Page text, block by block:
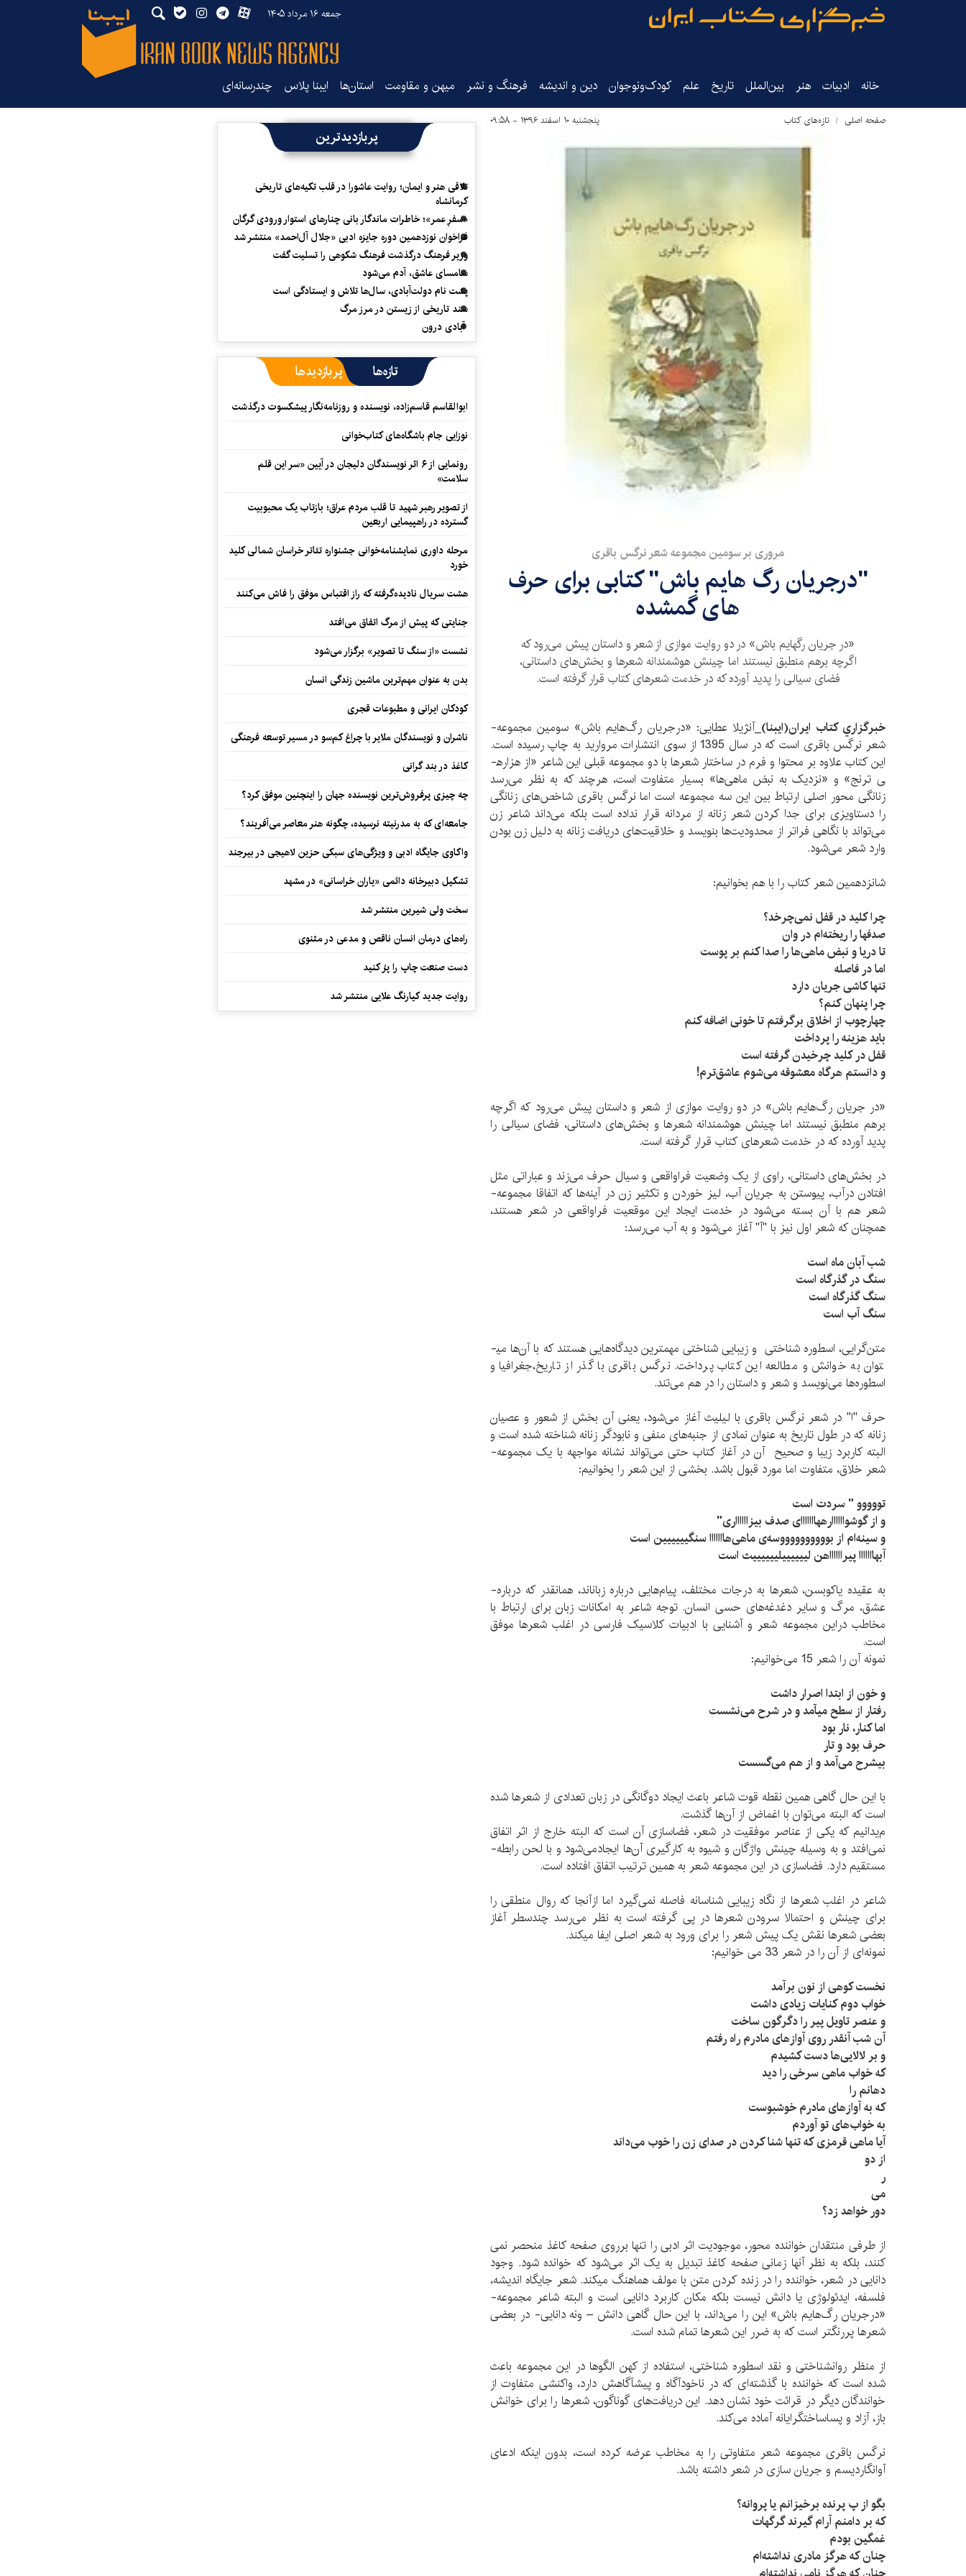
جمعه ۱۶ مرداد ۱۴۰۵
خانه ادبیات هنر بین‌الملل تاریخ‌ علم کودک‌ونوجوان دین و اندیشه فرهنگ و نشر میهن و مقاومت استان‌ها ایبنا پلاس چندرسانه‌ای
صفحه اصلی تازه‌های کتاب پنجشنبه ۱۰ اسفند ۱۳۹۶ - ۰۹:۵۸
مروری بر سومین مجموعه شعر نرگس باقری
"درجریان رگ هایم باش" کتابی برای حرف
های گمشده
«در جریان رگ­هایم باش» در دو روایت موازی از شعر و داستان پیش می‌رود که
اگرچه برهم منطبق نیستند اما چینش هوشمندانه­ شعرها و بخش­‌های داستانی،
فضای سیالی را پدید آورده که در خدمت شعرهای کتاب قرار گرفته است.
خبرگزاري كتاب ايران(ايبنا)_آنژیلا عطایی: «درجریان رگ­‌هایم باش» سومین مجموعه­
شعر نرگس باقری است که در سال 1395 از سوی انتشارات مروارید به چاپ رسیده است.
این کتاب علاوه بر محتوا و فرم در ساختار شعرها با دو مجموعه­ قبلی این شاعر «از هزاره­
ی ترنج» و «نزدیک به نبض ماهی­‌ها» بسیار متفاوت است، هرچند که به نظر می‌­رسد
زنانگی محور اصلی ارتباط بین این سه مجموعه است اما نرگس باقری شاخص‌­های زنانگی
را دستاویزی برای جدا کردن شعر زنانه از مردانه قرار نداده است بلکه می‌­داند شاعر زن
می‌تواند با نگاهی فراتر از محدودیت‌­ها بنویسد و خلاقیت­‌های دریافت زنانه به دلیل زن بودن
وارد شعر می­‌شود.
شانزدهمین شعر کتاب را با هم بخوانیم:
چرا کلید در قفل نمی­‌چرخد؟
صدف­ها را ریخته‌­ام در وان
تا دریا و نبض ماهی‌­ها را صدا کنم بر پوست
اما در فاصله
تنها کاشی جریان دارد
چرا پنهان کنم؟
چهارچوب از اخلاق برگرفتم تا خونی اضافه کنم
باید هزینه را پرداخت
قفل در کلید چرخیدن گرفته است
و دانستم هرگاه معشوقه می‌شوم عاشق­‌ترم!
«در جریان رگ­‌هایم باش» در دو روایت موازی از شعر و داستان پیش می‌رود که اگرچه
برهم منطبق نیستند اما چینش هوشمندانه­ شعرها و بخش­‌های داستانی، فضای سیالی را
پدید آورده که در خدمت شعرهای کتاب قرار گرفته است.
در بخش­‌های داستانی، راوی از یک وضعیت فراواقعی و سیال حرف می‌­زند و عباراتی مثل
افتادن درآب، پیوستن به جریان آب، لیز خوردن و تکثیر زن در آینه‌­ها که اتفاقا مجموعه­
شعر هم با آن بسته می‌­شود در خدمت ایجاد این موقعیت فراواقعی در شعر هستند،
همچنان که شعر اول نیز با "آ" آغاز می‌­شود و به آب می‌­رسد:
شب آبان ماه است
سنگ در گذرگاه است
سنگ گذرگاه است
سنگ آب است
متن‌­گرایی، اسطوره شناختی و زیبایی شناختی مهم­ترین دیدگاه­‌هایی هستند که با آن‌­ها می­
توان به خوانش و مطالعه­ این کتاب پرداخت. نرگس باقری با گذر از تاریخ،جغرافیا و
اسطوره‌­ها می‌­نویسد و شعر و داستان را در هم می‌­تند.
حرف "ا" در شعر نرگس باقری با لیلیث آغاز می­‌شود، یعنی آن بخش از شعور و عصیان
زنانه که در طول تاریخ به عنوان نمادی از جنبه‌­های منفی و نابودگر زنانه شناخته شده است و
البته کاربرد زیبا و صحیح آن در آغاز کتاب حتی می­‌تواند نشانه­ مواجهه با یک مجموعه­
شعر خلاق، متفاوت اما مورد قبول باشد. بخشی از این شعر را بخوانیم:
تووووو " سردت است
و از گوشوااااااره­هااااااای صدف بیزااااااری"
و سینه‌­ام از بووووووووووسه‌­ی ماهی‌­هااااااا سنگیییییین است
آبهااااااا پیرااااااهن لییییییلییییییث است
به عقیده­ یاکوبسن، شعرها به درجات مختلف، پیام‌­هایی درباره­ زبان­اند، همان­قدر که درباره­
عشق، مرگ و سایر دغدغه‌­های حسی انسان. توجه شاعر به امکانات زبان برای ارتباط با
مخاطب دراین مجموعه­ شعر و آشنایی با ادبیات کلاسیک فارسی در اغلب شعرها موفق
است.
نمونه­ آن را شعر 15 می­‌خوانیم:
و خون از ابتدا اصرار داشت
رفتار از سطح می­آمد و در شرح می‌­نشست
اما کنار، نار بود
حرف بود و تار
بی­شرح می­‌آمد و از هم می‌­گسست
با این حال گاهی همین نقطه­ قوت شاعر باعث ایجاد دوگانگی در زبان تعدادی از شعرها شده
است که البته می­‌توان با اغماض از آن‌ها گذشت.
م‌ی­دانیم که یکی از عناصر موفقیت در شعر، فضاسازی آن است که البته خارج از اثر اتفاق
نمی‌­افتد و به وسیله­ چینش واژگان و شیوه­ به ­کارگیری آن­‌ها ایجادمی­‌شود و با لحن رابطه­
مستقیم دارد. فضاسازی در این مجموعه­ شعر به همین ترتیب اتفاق افتاده است.
شاعر در اغلب شعرها از نگاه زیبایی شناسانه فاصله نمی­‌گیرد اما ازآنجا که روال منطقی را
برای چینش و احتمالا سرودن شعرها در پی گرفته است به نظر می­‌رسد چندسطر آغاز
بعضی شعرها نقش یک پیش شعر را برای ورود به شعر اصلی ایفا می­کند.
نمونه‌­ای از آن را در شعر 33 می خوانیم:
نخست کوهی از نون برآمد
خواب دوم کنایات زیادی داشت
و عنصر تاویل پیر را دگرگون ساخت
آن شب آن­قدر روی آوازهای مادرم راه رفتم
و بر لالایی‌­ها دست کشیدم
که خواب ماهی سرخی را دید
دهانم را
که به آوازهای مادرم خوشبوست
به خواب­‌های تو آوردم
آیا ماهی قرمزی که تنها شنا کردن در صدای زن را خوب می­‌داند
از دو
ر
می
دور خواهد زد؟
از طرفی منتقدان خواننده محور، موجودیت اثر ادبی را تنها برروی صفحه­ کاغذ منحصر نمی­‌
کنند، بلکه به نظر آنها زمانی صفحه­ کاغذ تبدیل به یک اثر می‌شود که خوانده شود. وجود
دانایی در شعر، خواننده را در زنده کردن متن با مولف هماهنگ میکند. شعر جایگاه اندیشه،
فلسفه، ایدئولوژی یا دانش نیست بلکه مکان کاربرد دانایی است و البته شاعر مجموعه­
«درجریان رگ‌­هایم باش» این را می‌­داند، با این حال گاهی دانش – ونه دانایی- در بعضی
شعرها پررنگ­تر است که به ضرر این شعرها تمام شده است.
از منظر روان­شناختی و نقد اسطوره شناختی، استفاده از کهن ­الگوها در این مجموعه باعث
شده است که خواننده با گذشته‌­ای که در ناخودآگاه و پیش­آگاهش دارد، واکنشی متفاوت از
خوانندگان دیگر در قرائت خود نشان دهد. این دریافت­‌های گوناگون، شعرها را برای خوانش
باز، آزاد و پساساخت­گرایانه آماده می­‌کند.
نرگس باقری مجموعه­ شعر متفاوتی را به مخاطب عرضه کرده است، بدون اینکه ادعای
آوانگاردیسم و جریان سازی در شعر داشته باشد.
بگو از پ پرنده برخیزانم یا پروانه؟
که بر دامنم آرام گیرند گرگ­هات
غمگین بودم
چنان که هرگز مادری نداشته­‌ام
پربازدیدترین
تلاقی هنر و ایمان؛ روایت عاشورا در قلب تکیه‌های تاریخی
کرمانشاه
«سفرِ عمر»؛ خاطرات ماندگار بانی چنارهای استوار ورودی گرگان
فراخوان نوزدهمین دوره جایزه ادبی «جلال آل‌احمد» منتشر شد
وزیر فرهنگ درگذشت فرهنگ شکوهی را تسلیت گفت
سامسای عاشق، آدم می‌شود
پشت نام دولت‌آبادی، سال‌ها تلاش و ایستادگی است
سند تاریخی از زیستن در مرز مرگ
آبادی درون
تازه‌ها پربازدیدها
ابوالقاسم قاسم‌زاده، نویسنده و روزنامه‌نگار پیشکسوت درگذشت
نوزایی جام باشگاه‌های کتاب‌خوانی
رونمایی از ۶ اثر نویسندگان دلیجان در آیین «سر این قلم
سلامت»
از تصویر رهبر شهید تا قلب مردم عراق؛ بازتاب یک محبوبیت
گسترده در راهپیمایی اربعین
مرحله داوری نمایشنامه‌خوانی جشنواره تئاتر خراسان شمالی کلید
خورد
هشت سریال نادیده‌گرفته که راز اقتباس موفق را فاش می‌کنند
جنایتی که پیش از مرگ اتفاق می‌افتد
نشست «از سنگ تا تصویر» برگزار می‌شود
بدن به عنوان مهم‌ترین ماشین زندگی انسان
کودکان ایرانی و مطبوعات قجری
ناشران و نویسندگان ملایر با چراغ کم‌سو در مسیر توسعه فرهنگی
کاغذ در بند گرانی
چه چیزی پرفروش‌ترین نویسنده جهان را اینچنین موفق کرد؟
جامعه‌ای که به مدرنیته نرسیده، چگونه هنر معاصر می‌آفریند؟
واکاوی جایگاه ادبی و ویژگی‌های سبکی حزین لاهیجی در بیرجند
تشکیل دبیرخانه دائمی «یاران خراسانی» در مشهد
سخت ولی شیرین منتشر شد
راه‌های درمان انسان ناقص و مدعی در مثنوی
دست صنعت چاپ را پرُ کنید
روایت جدید کیارنگ علایی منتشر شد